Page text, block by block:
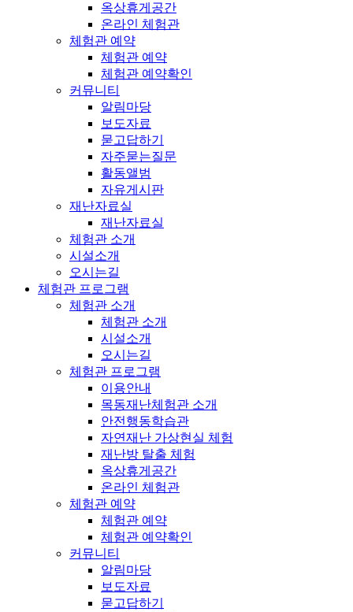
옥상휴게공간
온라인 체험관
체험관 예약
체험관 예약
체험관 예약확인
커뮤니티
알림마당
보도자료
묻고답하기
자주묻는질문
활동앨범
자유게시판
재난자료실
재난자료실
체험관 소개
시설소개
오시는길
체험관 프로그램
체험관 소개
체험관 소개
시설소개
오시는길
체험관 프로그램
이용안내
목동재난체험관 소개
안전행동학습관
자연재난 가상현실 체험
재난방 탈출 체험
옥상휴게공간
온라인 체험관
체험관 예약
체험관 예약
체험관 예약확인
커뮤니티
알림마당
보도자료
묻고답하기